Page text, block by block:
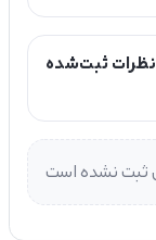
نظرات ثبت‌شده